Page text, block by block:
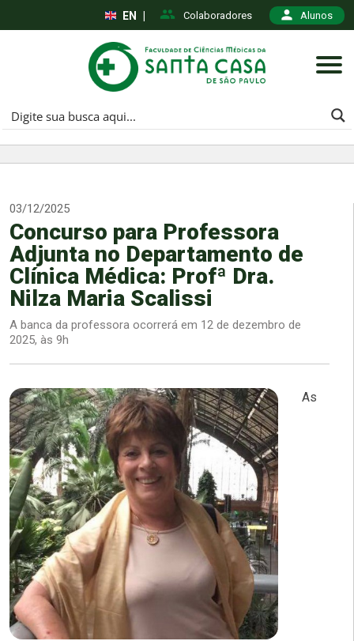
Colaboradores Alunos
EN
03/12/2025
Concurso para Professora
Adjunta no Departamento de
Clínica Médica: Profª Dra.
Nilza Maria Scalissi
A banca da professora ocorrerá em 12 de dezembro de
2025, às 9h
As